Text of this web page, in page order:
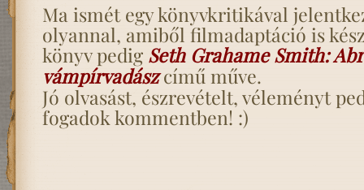
Ma ismét egy könyvkritikával
olyannal, amiből filmadaptáció is
könyv pedig Seth Grahame Smith:
vámpírvadászcímű műve.
Jó olvasást, észrevételt, véleményt
fogadok kommentben! :)